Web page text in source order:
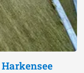
Harkensee